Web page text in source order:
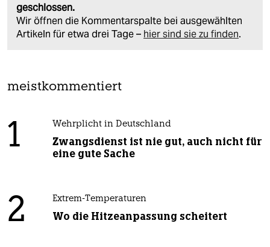
geschlossen.
Wir öffnen die Kommentarspalte bei ausgewählten
Artikeln für etwa drei Tage – hier sind sie zu finden.
meistkommentiert
1 Wehrplicht in Deutschland
Zwangsdienst ist nie gut, auch nicht für
eine gute Sache
2 Extrem-Temperaturen
Wo die Hitzeanpassung scheitert